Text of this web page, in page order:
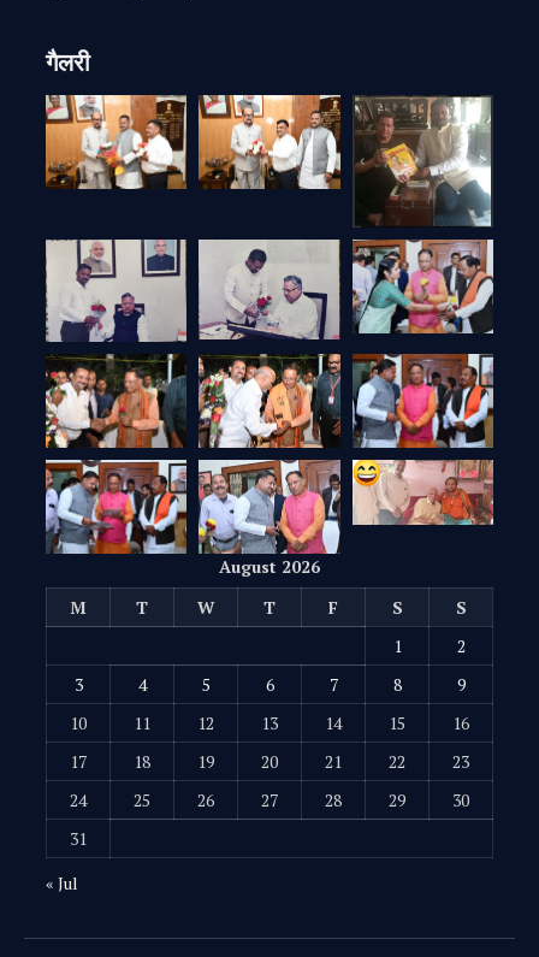
गैलरी
August 2026
M
T W T F S
S
1
2
3
4 5 6 7 8
9
10
11 12 13 14 15
16
17
18 19 20 21 22
23
24
25 26 27 28 29
30
31
« Jul